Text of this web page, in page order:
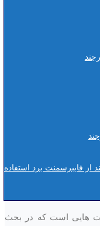
از فایبرسمنت برد استفاده
هایی است که در بحث